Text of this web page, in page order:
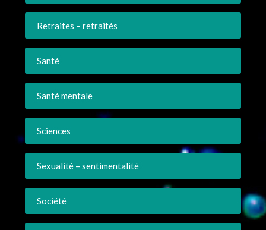
Retraites – retraités
Santé
Santé mentale
Sciences
Sexualité – sentimentalité
Société